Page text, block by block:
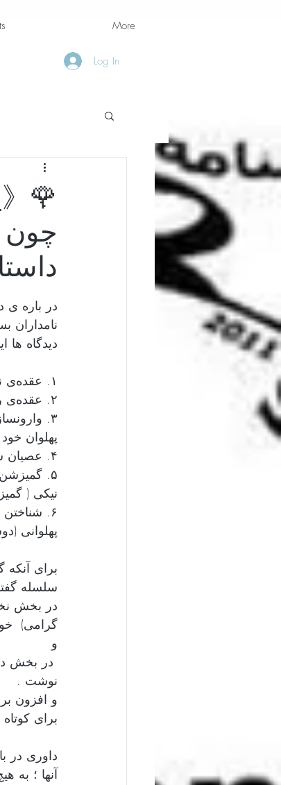
More
Log In
🌹
چون
در باره ی
نامداران
دیدگاه ها
۱. عقده‌ی نسل پیر ( رستم) نسبت به نسل جوان ( سهراب ) ، شاپلوفسکی
۲. عقده‌ی رستم برای جوان شدن ، محمود امیدسالار
۳.
پهلوان
۴. عصیان سهراب جوان بر ضد ارزشهای کهن جامعه ؛ آقای کلباسی و چند تن دیگر
۵.
نیکی (
۶.
پهلوانی
برای آنکه
سلسله
در بخش
گرامی)
و
در بخش
نوشت .
و افزون
برای
داوری در
آنها ؛ به